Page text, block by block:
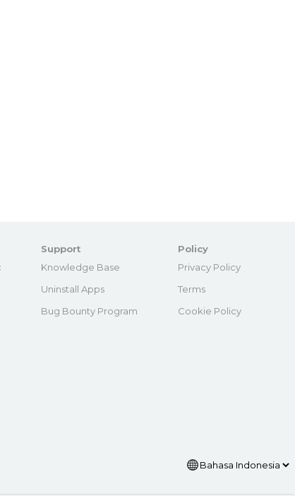
Support
Knowledge Base
Uninstall Apps
Bug Bounty Program
Policy
Privacy Policy
Terms
Cookie Policy